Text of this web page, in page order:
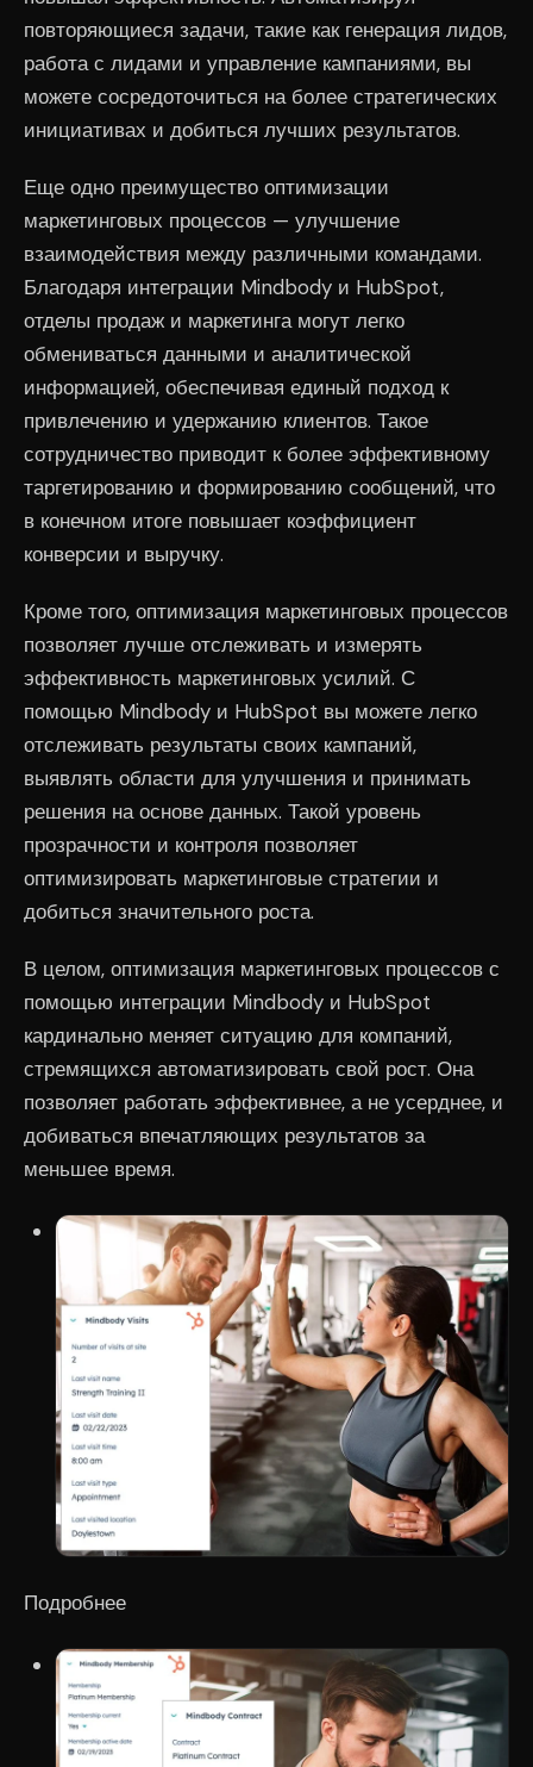
повторяющиеся задачи, такие как генерация лидов,
работа с лидами и управление кампаниями, вы
можете сосредоточиться на более стратегических
инициативах и добиться лучших результатов.
Еще одно преимущество оптимизации
маркетинговых процессов — улучшение
взаимодействия между различными командами.
Благодаря интеграции Mindbody и HubSpot,
отделы продаж и маркетинга могут легко
обмениваться данными и аналитической
информацией, обеспечивая единый подход к
привлечению и удержанию клиентов. Такое
сотрудничество приводит к более эффективному
таргетированию и формированию сообщений, что
в конечном итоге повышает коэффициент
конверсии и выручку.
Кроме того, оптимизация маркетинговых процессов
позволяет лучше отслеживать и измерять
эффективность маркетинговых усилий. С
помощью Mindbody и HubSpot вы можете легко
отслеживать результаты своих кампаний,
выявлять области для улучшения и принимать
решения на основе данных. Такой уровень
прозрачности и контроля позволяет
оптимизировать маркетинговые стратегии и
добиться значительного роста.
В целом, оптимизация маркетинговых процессов с
помощью интеграции Mindbody и HubSpot
кардинально меняет ситуацию для компаний,
стремящихся автоматизировать свой рост. Она
позволяет работать эффективнее, а не усерднее, и
добиваться впечатляющих результатов за
меньшее время.
Подробнее